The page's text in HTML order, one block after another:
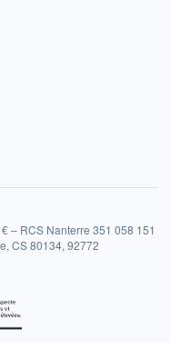
– RCS Nanterre 351 058 151
CS 80134, 92772